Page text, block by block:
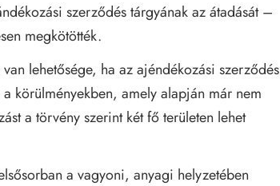
szerződés tárgyának az átadását –
megkötötték.
lehetősége, ha az ajéndékozási szerződés
körülményekben, amely alapján már nem
a törvény szerint két fő területen lehet
a vagyoni, anyagi helyzetében